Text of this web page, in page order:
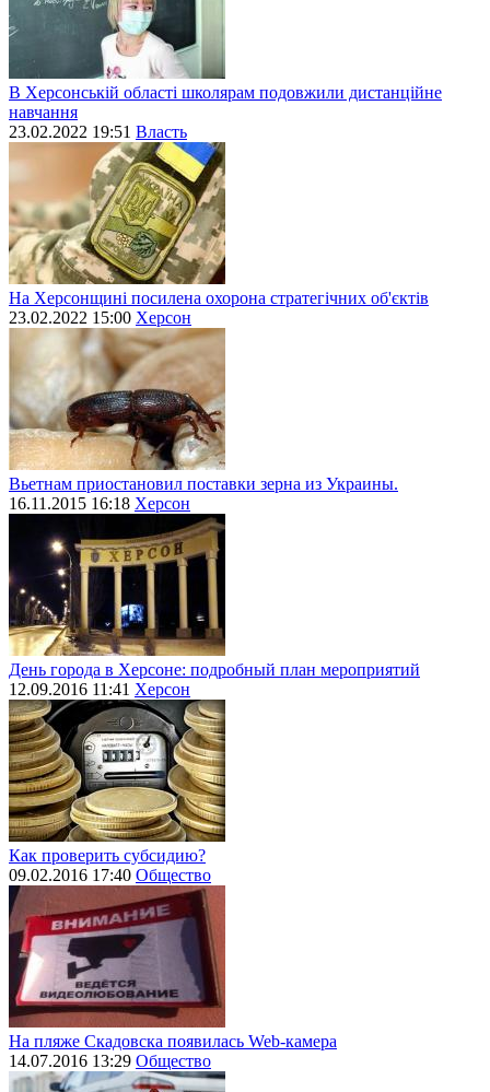
В Херсонській області школярам подовжили дистанційне
навчання
23.02.2022 19:51 Власть
На Херсонщині посилена охорона стратегічних об'єктів
23.02.2022 15:00 Херсон
Вьетнам приостановил поставки зерна из Украины.
16.11.2015 16:18 Херсон
День города в Херсоне: подробный план мероприятий
12.09.2016 11:41 Херсон
Как проверить субсидию?
09.02.2016 17:40 Общество
На пляже Скадовска появилась Web-камера
14.07.2016 13:29 Общество